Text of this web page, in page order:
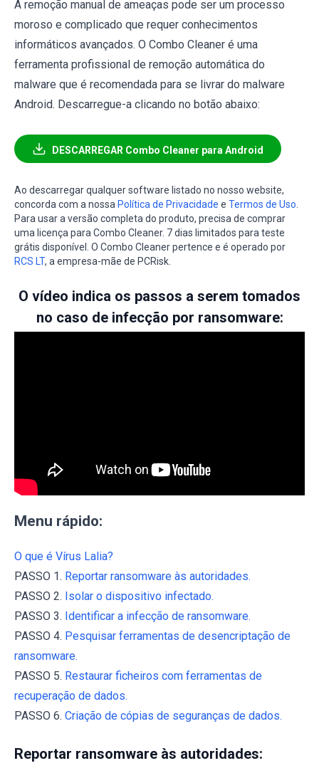
A remoção manual de ameaças pode ser um processo
moroso e complicado que requer conhecimentos
informáticos avançados. O Combo Cleaner é uma
ferramenta profissional de remoção automática do
malware que é recomendada para se livrar do malware
Android. Descarregue-a clicando no botão abaixo:
DESCARREGAR Combo Cleaner para Android
Ao descarregar qualquer software listado no nosso website,
concorda com a nossa Política de Privacidade e Termos de Uso.
Para usar a versão completa do produto, precisa de comprar
uma licença para Combo Cleaner. 7 dias limitados para teste
grátis disponível. O Combo Cleaner pertence e é operado por
RCS LT, a empresa-mãe de PCRisk.
O vídeo indica os passos a serem tomados
no caso de infecção por ransomware:
Menu rápido:
O que é Vírus Lalia?
PASSO 1. Reportar ransomware às autoridades.
PASSO 2. Isolar o dispositivo infectado.
PASSO 3. Identificar a infecção de ransomware.
PASSO 4. Pesquisar ferramentas de desencriptação de
ransomware.
PASSO 5. Restaurar ficheiros com ferramentas de
recuperação de dados.
PASSO 6. Criação de cópias de seguranças de dados.
Reportar ransomware às autoridades: